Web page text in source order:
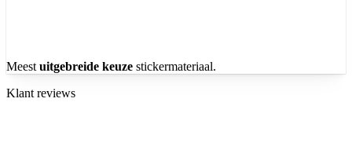
Meest uitgebreide keuze stickermateriaal.
Klant reviews